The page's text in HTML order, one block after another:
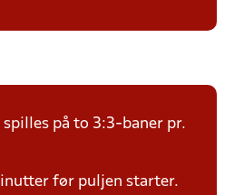
på to 3:3-baner pr.
før puljen starter.